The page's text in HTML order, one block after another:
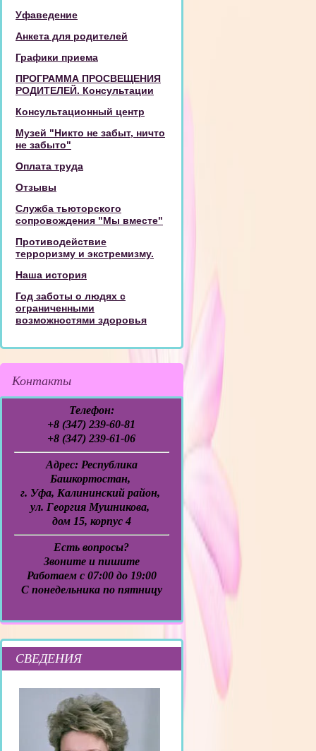
Уфаведение
Анкета для родителей
Графики приема
ПРОГРАММА ПРОСВЕЩЕНИЯ
РОДИТЕЛЕЙ. Консультации
Консультационный центр
Музей "Никто не забыт, ничто
не забыто"
Оплата труда
Отзывы
Служба тьюторского
сопровождения "Мы вместе"
Противодействие
терроризму и экстремизму.
Наша история
Год заботы о людях с
ограниченными
возможностями здоровья
Контакты
Телефон:
+8 (347) 239-60-81
+8 (347) 239-61-06
Адрес: Республика
Башкортостан,
г. Уфа, Калининский район,
ул. Георгия Мушникова,
дом 15, корпус 4
Есть вопросы?
Звоните и пишите
Работаем с 07:00 до 19:00
C понедельника по пятницу
СВЕДЕНИЯ